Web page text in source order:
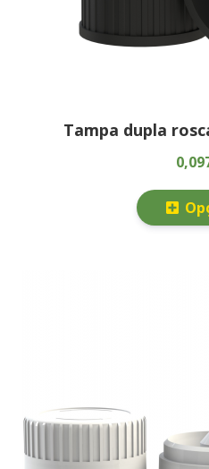
Tampa dupla